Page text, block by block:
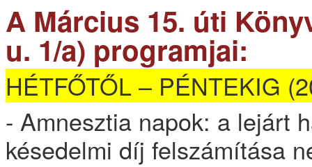
A Március 15. úti
u. 1/a) programjai:
HÉTFŐTŐL – PÉNTEKIG
- Amnesztia napok: a lejárt
késedelmi díj felszámítása